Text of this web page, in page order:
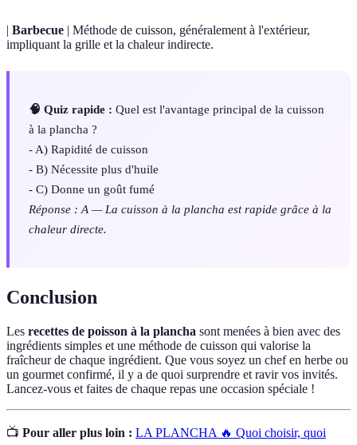
| Barbecue | Méthode de cuisson, généralement à l'extérieur,
impliquant la grille et la chaleur indirecte.
🧠 Quiz rapide : Quel est l'avantage principal de la cuisson
à la plancha ?
- A) Rapidité de cuisson
- B) Nécessite plus d'huile
- C) Donne un goût fumé
Réponse : A — La cuisson à la plancha est rapide grâce à la
chaleur directe.
Conclusion
Les recettes de poisson à la plancha sont menées à bien avec des
ingrédients simples et une méthode de cuisson qui valorise la
fraîcheur de chaque ingrédient. Que vous soyez un chef en herbe ou
un gourmet confirmé, il y a de quoi surprendre et ravir vos invités.
Lancez-vous et faites de chaque repas une occasion spéciale !
📺 Pour aller plus loin : LA PLANCHA 🔥 Quoi choisir, quoi